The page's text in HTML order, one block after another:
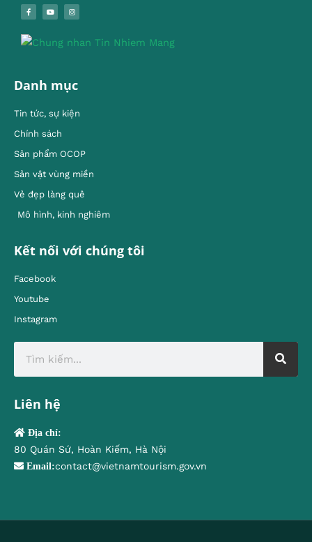
Danh mục
Tin tức, sự kiện
Chính sách
Sản phẩm OCOP
Sản vật vùng miền
Vẻ đẹp làng quê
Mô hình, kinh nghiêm
Kết nối với chúng tôi
Facebook
Youtube
Instagram
Liên hệ
Địa chỉ:
80 Quán Sứ, Hoàn Kiếm, Hà Nội
Email:contact@vietnamtourism.gov.vn